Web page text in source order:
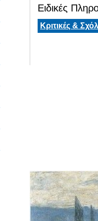
Ειδικές
Κριτικές &